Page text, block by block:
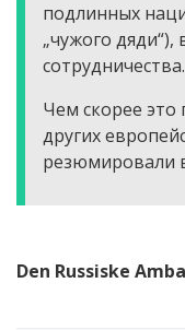
подлинных
„чужого
сотрудничества.
Чем скорее
других
резюмировали
Den Russiske